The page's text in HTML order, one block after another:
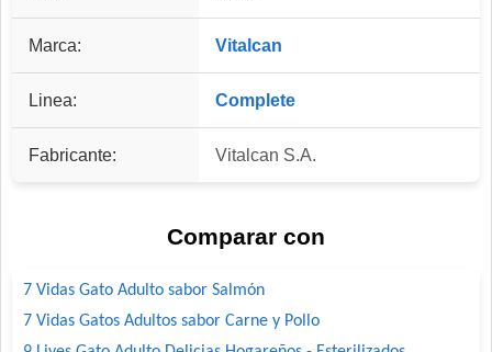
Marca: Vitalcan
Linea: Complete
Fabricante: Vitalcan S.A.
Comparar con
7 Vidas Gato Adulto sabor Salmón
7 Vidas Gatos Adultos sabor Carne y Pollo